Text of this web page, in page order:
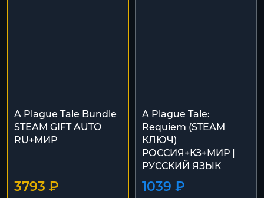
A Plague Tale Bundle
STEAM GIFT AUTO
RU+МИР
3793 ₽
A Plague Tale:
Requiem (STEAM
КЛЮЧ)
РОССИЯ+КЗ+МИР |
РУССКИЙ ЯЗЫК
1039 ₽